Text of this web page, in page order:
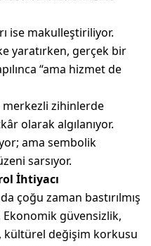
ise makulleştiriliyor.
yaratırken, gerçek bir
“ama hizmet de
merkezli zihinlerde
olarak algılanıyor.
ama sembolik
sarsıyor.
İhtiyacı
çoğu zaman bastırılmış
güvensizlik,
kültürel değişim korkusu